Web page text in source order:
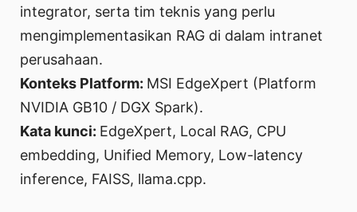
integrator, serta tim teknis yang perlu
mengimplementasikan RAG di dalam intranet
perusahaan.
Konteks Platform: MSI EdgeXpert (Platform
NVIDIA GB10 / DGX Spark).
Kata kunci: EdgeXpert, Local RAG, CPU
embedding, Unified Memory, Low-latency
inference, FAISS, llama.cpp.